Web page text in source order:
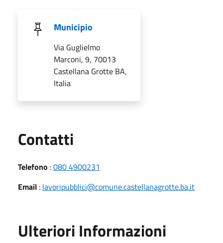
Municipio
Via Guglielmo
Marconi, 9, 70013
Castellana Grotte BA,
Italia
Contatti
Telefono :080 4900231
Email : lavoripubblici@comune.castellanagrotte.ba.it
Ulteriori Informazioni